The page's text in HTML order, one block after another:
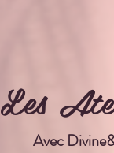
Les
Avec